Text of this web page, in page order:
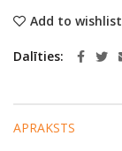
Add to wishlist
Dalīties
APRAKSTS